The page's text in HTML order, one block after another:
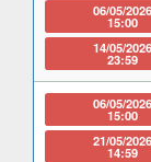
06/05/2026
15:00
14/05/2026
23:59
06/05/2026
15:00
21/05/2026
14:59